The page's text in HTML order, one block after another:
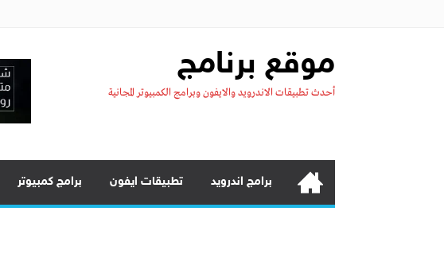
موقع برنامج
أحدث تطبيقات الاندرويد والايفون وبرامج الكمبيوتر المجانية
برامج اندرويد تطبيقات ايفون برامج كمبيوتر